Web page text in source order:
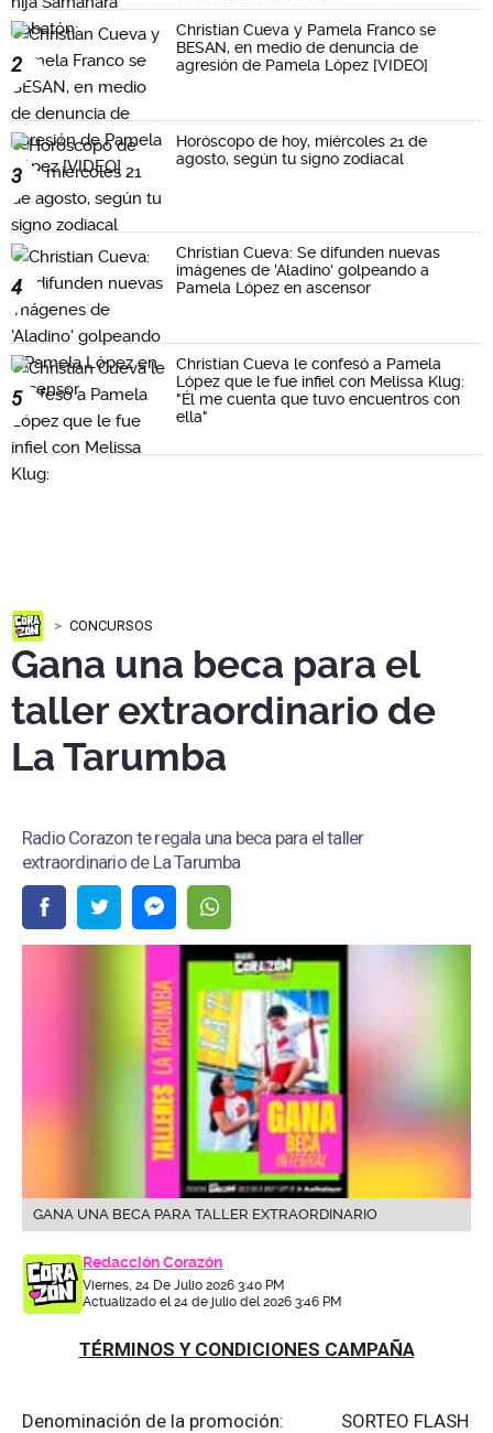
2
Christian Cueva y Pamela Franco se
BESAN, en medio de denuncia de
agresión de Pamela López [VIDEO]
3
Horóscopo de hoy, miércoles 21 de
agosto, según tu signo zodiacal
4
Christian Cueva: Se difunden nuevas
imágenes de 'Aladino' golpeando a
Pamela López en ascensor
5
Christian Cueva le confesó a Pamela
López que le fue infiel con Melissa Klug:
"Él me cuenta que tuvo encuentros con
ella"
CONCURSOS
Gana una beca para el
taller extraordinario de
La Tarumba
Radio Corazon te regala una beca para el taller
extraordinario de La Tarumba
GANA UNA BECA PARA TALLER EXTRAORDINARIO
Redacción Corazón
Viernes, 24 De Julio 2026 3:40 PM
Actualizado el 24 de julio del 2026 3:46 PM
TÉRMINOS Y CONDICIONES CAMPAÑA
Denominación de la promoción: SORTEO FLASH